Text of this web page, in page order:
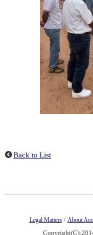
Back to List
Legal Matters / About